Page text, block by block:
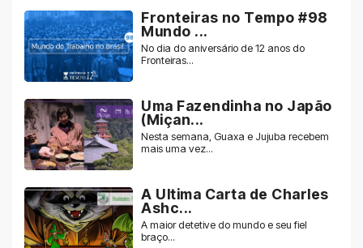
Fronteiras no Tempo #98
Mundo ...
No dia do aniversário de 12 anos do
Fronteiras...
Uma Fazendinha no Japão
(Miçan...
Nesta semana, Guaxa e Jujuba recebem
mais uma vez...
A Ultima Carta de Charles
Ashc...
A maior detetive do mundo e seu fiel
braço...